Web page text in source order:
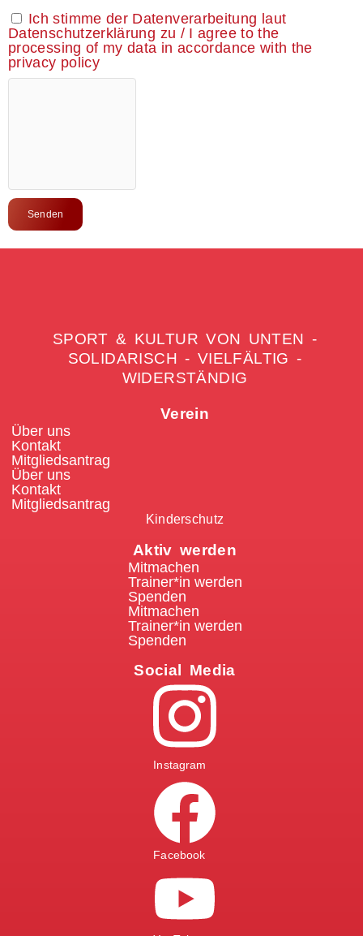
Ich stimme der Datenverarbeitung laut
Datenschutzerklärung zu / I agree to the
processing of my data in accordance with the
privacy policy
Senden
SPORT & KULTUR VON UNTEN -
SOLIDARISCH - VIELFÄLTIG -
WIDERSTÄNDIG
Verein
Über uns
Kontakt
Mitgliedsantrag
Über uns
Kontakt
Mitgliedsantrag
Kinderschutz
Aktiv werden
Mitmachen
Trainer*in werden
Spenden
Mitmachen
Trainer*in werden
Spenden
Social Media
Instagram
Facebook